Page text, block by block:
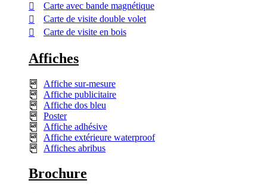
Carte avec bande magnétique
Carte de visite double volet
Carte de visite en bois
Affiches
Affiche sur-mesure
Affiche publicitaire
Affiche dos bleu
Poster
Affiche adhésive
Affiche extérieure waterproof
Affiches abribus
Brochure